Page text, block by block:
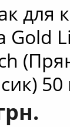
для
Gold
50